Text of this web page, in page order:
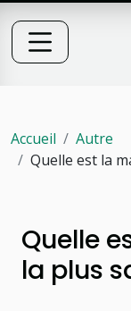
Accueil
Autre
Quelle est la
Quelle
la plus